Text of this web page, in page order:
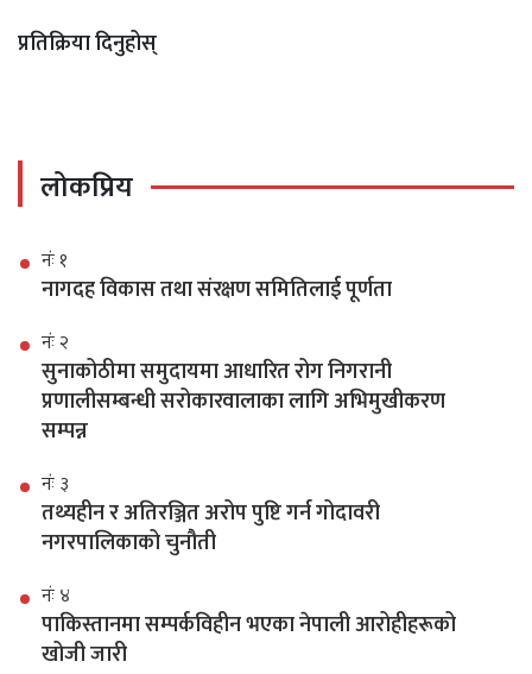
प्रतिक्रिया दिनुहोस्
लोकप्रिय
नंः १
नागदह विकास तथा संरक्षण समितिलाई पूर्णता
नंः २
सुनाकोठीमा समुदायमा आधारित रोग निगरानी
प्रणालीसम्बन्धी सरोकारवालाका लागि अभिमुखीकरण
सम्पन्न
नंः ३
तथ्यहीन र अतिरञ्जित अरोप पुष्टि गर्न गोदावरी
नगरपालिकाको चुनौती
नंः ४
पाकिस्तानमा सम्पर्कविहीन भएका नेपाली आरोहीहरूको
खोजी जारी